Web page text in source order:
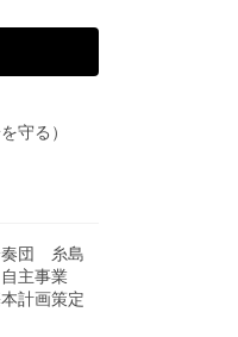
守る）
奏団 糸島
主事業
計画策定